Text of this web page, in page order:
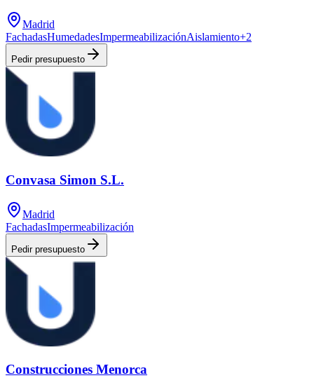
Madrid
FachadasHumedadesImpermeabilizaciónAislamiento+2
Pedir presupuesto
Convasa Simon S.L.
Madrid
FachadasImpermeabilización
Pedir presupuesto
Construcciones Menorca